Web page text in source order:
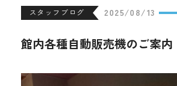
スタッフブログ 2025/08/13
館内各種自動販売機のご案内